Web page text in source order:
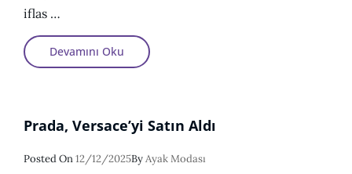
iflas …
Devamını Oku Saks
Global’in
İflas
Prada, Versace’yi Satın Aldı
Posted OnPosted
12/12/2025ByAyak Modası